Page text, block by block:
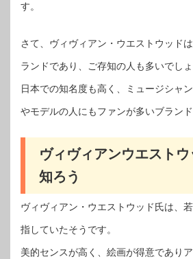
す。
さて、ヴィヴィアン・ウエストウッド
ランドであり、ご存知の人も多いでしょ
日本での知名度も高く、ミュージシャ
やモデルの人にもファンが多いブランド
ヴィヴィアンウエスト
知ろう
ヴィヴィアン・ウエストウッド氏は、
指していたそうです。
美的センスが高く、絵画が得意であり